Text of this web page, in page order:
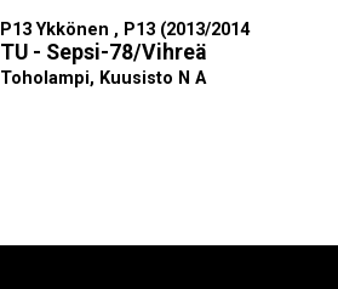
P13 Ykkönen , P13 (2013/2014
TU - Sepsi-78/Vihreä
Toholampi, Kuusisto N A